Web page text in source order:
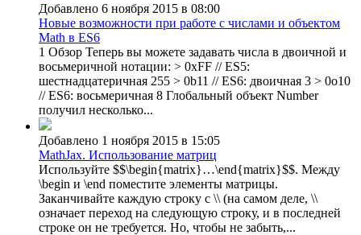
Добавлено 6 ноября 2015 в 08:00
Новые возможности при работе с числами и объектом
Math в ES6
1 Обзор Теперь вы можете задавать числа в двоичной и
восьмеричной нотации: > 0xFF // ES5:
шестнадцатеричная 255 > 0b11 // ES6: двоичная 3 > 0o10
// ES6: восьмеричная 8 Глобальный объект Number
получил несколько...
Добавлено 1 ноября 2015 в 15:05
MathJax. Использование матриц
Используйте $$\begin{matrix}…\end{matrix}$$. Между
\begin и \end поместите элементы матрицы.
Заканчивайте каждую строку с \\ (на самом деле, \\
означает переход на следующую строку, и в последней
строке он не требуется. Но, чтобы не забыть,...